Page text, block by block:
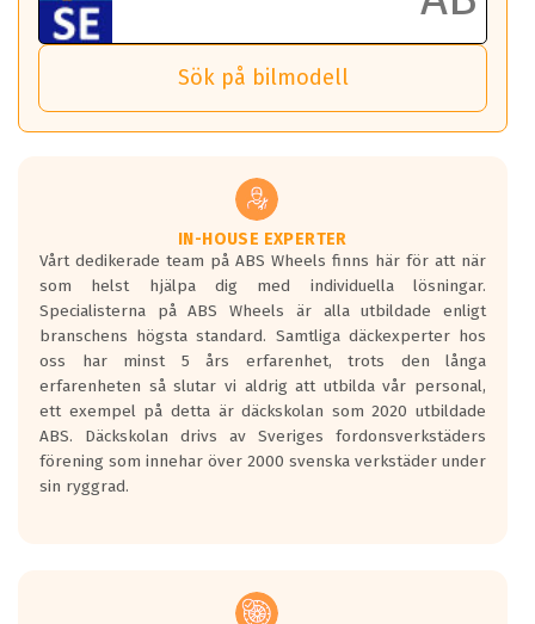
Ett klass A däck kommer ha 6,5% bättre
bränsleförbrukning än ett klass G däck.
Det betyder att om man kör 10,000 km,
så sparar man 50 liter bränsle med ett
vilken körstil du använder.
Våtgrepp egenskaper:
Betygsskalan är satt A till F. Där A påvisar
den kortaste bromssträckan och F är den
längsta.
Inga D eller G betyg delas ut för
personbilar och lätta lastbilar.
Betyget sätts efter ett test där däcken
skall bromsa in på en väg där det ligger
0.5-1.5 mm vatten.
I 80km/h kommer skillnaden på
Sök på bilmodell
IN-HOUSE EXPERTER
Vårt dedikerade team på ABS Wheels finns här för att när
som helst hjälpa dig med individuella lösningar.
Specialisterna på ABS Wheels är alla utbildade enligt
branschens högsta standard. Samtliga däckexperter hos
oss har minst 5 års erfarenhet, trots den långa
erfarenheten så slutar vi aldrig att utbilda vår personal,
ett exempel på detta är däckskolan som 2020 utbildade
ABS. Däckskolan drivs av Sveriges fordonsverkstäders
förening som innehar över 2000 svenska verkstäder under
sin ryggrad.